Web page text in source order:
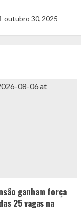
outubro 30, 2025
ganham força
25 vagas na